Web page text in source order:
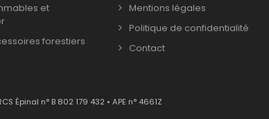
et
forestiers
Mentions légales
Politique de confidentialité
Contact
Épinal n° B 802 179 432 • APE n° 4661Z